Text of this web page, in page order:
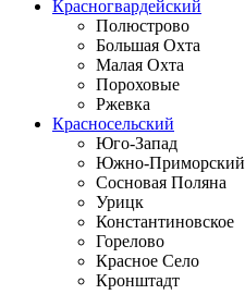
Красногвардейский
Полюстрово
Большая Охта
Малая Охта
Пороховые
Ржевка
Красносельский
Юго-Запад
Южно-Приморский
Сосновая Поляна
Урицк
Константиновское
Горелово
Красное Село
Кронштадт